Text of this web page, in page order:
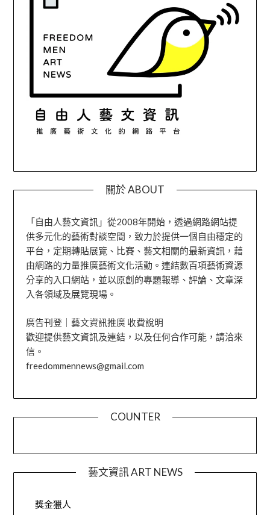
關於 ABOUT
「自由人藝文資訊」從2008年開始，透過網路網站提
供多元化的藝術對談空間，致力於提供一個自由穩定的
平台，定期轉貼展覽、比賽、藝文相關的最新資訊，藉
由網路的力量推廣藝術文化活動。連結數百項藝術資源
分享的入口網站，並以原創的專題報導、評論、文章深
入各領域及展覽現場。
廣告刊登｜藝文資訊推廣 收費說明
歡迎提供藝文資訊及連結，以及任何合作可能，請洽來
信。
freedommennews@gmail.com
COUNTER
藝文資訊 ART NEWS
獎金獵人